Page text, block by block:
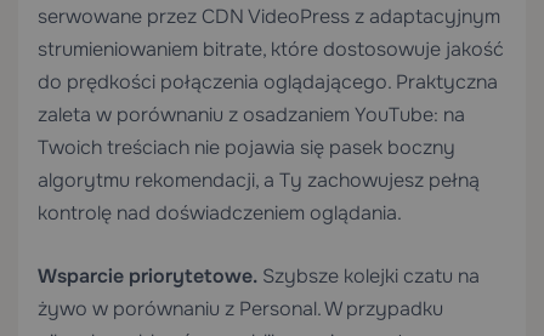
serwowane przez CDN VideoPress z adaptacyjnym
strumieniowaniem bitrate, które dostosowuje jakość
do prędkości połączenia oglądającego. Praktyczna
zaleta w porównaniu z osadzaniem YouTube: na
Twoich treściach nie pojawia się pasek boczny
algorytmu rekomendacji, a Ty zachowujesz pełną
kontrolę nad doświadczeniem oglądania.
Wsparcie priorytetowe. Szybsze kolejki czatu na
żywo w porównaniu z Personal. W przypadku